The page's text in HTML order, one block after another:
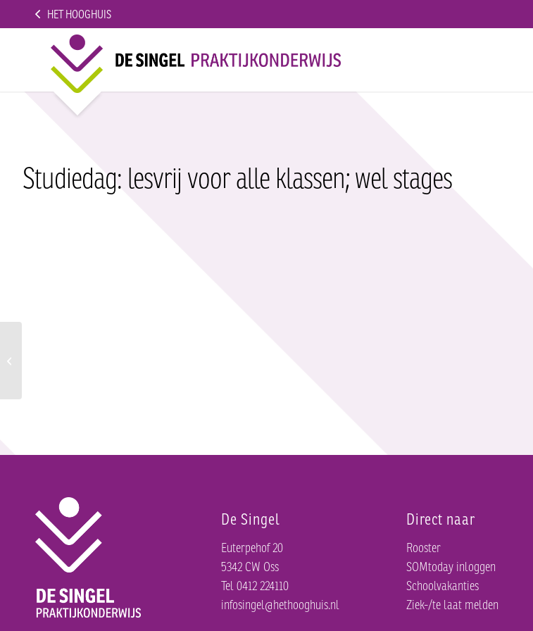
HET HOOGHUIS
Studiedag: lesvrij voor alle klassen; wel stages
De Singel
Euterpehof 20
5342 CW Oss
Tel 0412 224110
infosingel@hethooghuis.nl
Direct naar
Rooster
SOMtoday inloggen
Schoolvakanties
Ziek-/te laat melden